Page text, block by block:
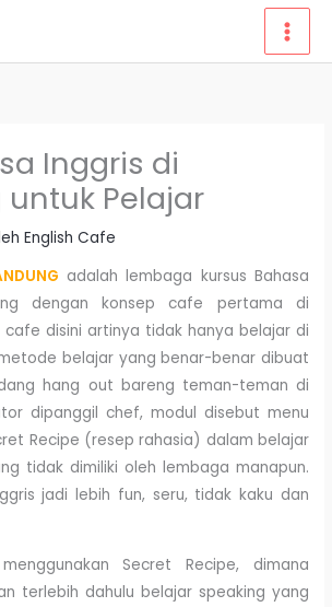
Inggris di
Pelajar
English Cafe
adalah lembaga kursus Bahasa
dengan konsep cafe pertama di
cafe disini artinya tidak hanya belajar di
belajar yang benar-benar dibuat
hang out bareng teman-teman di
dipanggil chef, modul disebut menu
Recipe (resep rahasia) dalam belajar
tidak dimiliki oleh lembaga manapun.
jadi lebih fun, seru, tidak kaku dan
Secret Recipe, dimana
terlebih dahulu belajar speaking yang